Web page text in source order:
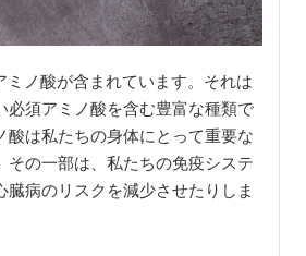
ミノ酸が含まれています。それは
必須アミノ酸を含む豊富な種類で
酸は私たちの身体にとって重要な
その一部は、私たちの免疫システ
臓病のリスクを減少させたりしま